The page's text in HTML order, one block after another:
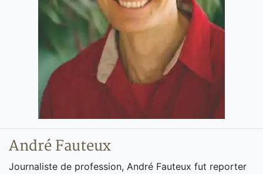
André Fauteux
Journaliste de profession, André Fauteux fut reporter